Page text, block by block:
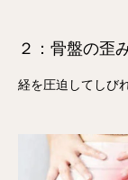
２：骨盤の歪
経を圧迫してしび